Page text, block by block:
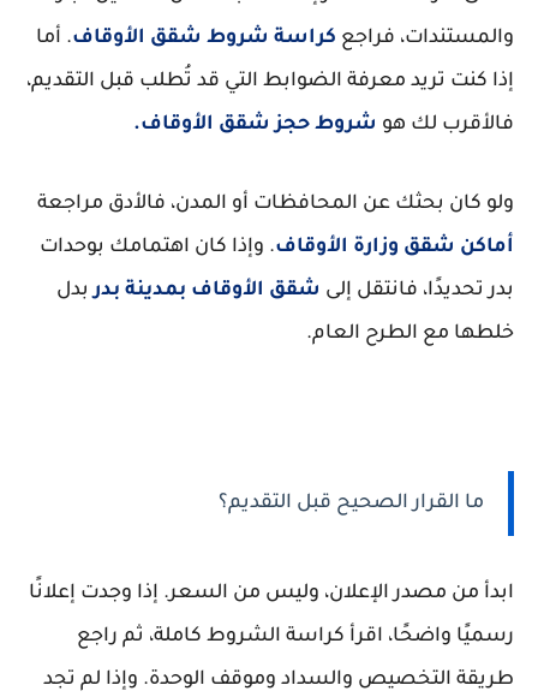
والمستندات، فراجع كراسة شروط شقق الأوقاف. أما
إذا كنت تريد معرفة الضوابط التي قد تُطلب قبل التقديم،
فالأقرب لك هو شروط حجز شقق الأوقاف.
ولو كان بحثك عن المحافظات أو المدن، فالأدق مراجعة
أماكن شقق وزارة الأوقاف. وإذا كان اهتمامك بوحدات
بدر تحديدًا، فانتقل إلى شقق الأوقاف بمدينة بدربدل
خلطها مع الطرح العام.
ما القرار الصحيح قبل التقديم؟
ابدأ من مصدر الإعلان، وليس من السعر. إذا وجدت إعلانًا
رسميًا واضحًا، اقرأ كراسة الشروط كاملة، ثم راجع
طريقة التخصيص والسداد وموقف الوحدة. وإذا لم تجد